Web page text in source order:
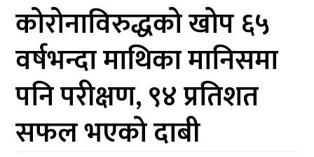
आर्थिक
मनोरञ्जन
खेलकुद
अन्तर्राष्ट्रिय/
कोरोनाविरुद्धको खोप ६५
वर्षभन्दा माथिका मानिसमा
पनि परीक्षण, ९४ प्रतिशत
सफल भएको दाबी